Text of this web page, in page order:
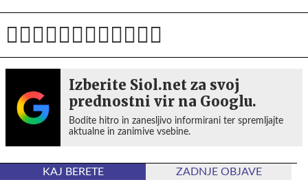
Izberite Siol.net za svoj
prednostni vir na Googlu.
Bodite hitro in zanesljivo informirani ter spremljajte
aktualne in zanimive vsebine.
KAJ BERETE ZADNJE OBJAVE